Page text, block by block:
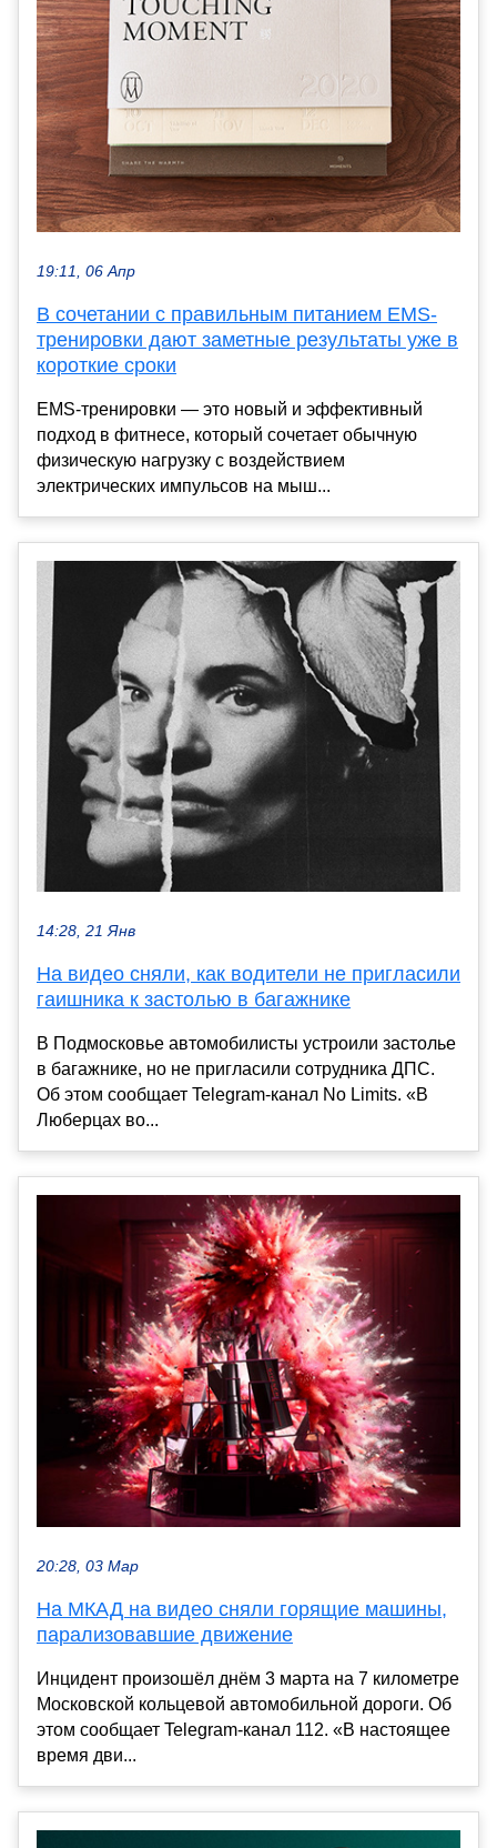
19:11, 06 Апр
В сочетании с правильным питанием EMS-
тренировки дают заметные результаты уже в
короткие сроки
EMS-тренировки — это новый и эффективный
подход в фитнесе, который сочетает обычную
физическую нагрузку с воздействием
электрических импульсов на мыш...
14:28, 21 Янв
На видео сняли, как водители не пригласили
гаишника к застолью в багажнике
В Подмосковье автомобилисты устроили застолье
в багажнике, но не пригласили сотрудника ДПС.
Об этом сообщает Telegram-канал No Limits. «В
Люберцах во...
20:28, 03 Мар
На МКАД на видео сняли горящие машины,
парализовавшие движение
Инцидент произошёл днём 3 марта на 7 километре
Московской кольцевой автомобильной дороги. Об
этом сообщает Telegram-канал 112. «В настоящее
время дви...